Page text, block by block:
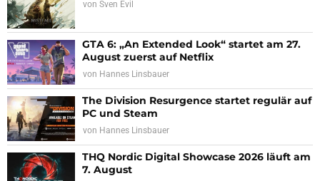
von Sven Evil
GTA 6: „An Extended Look“ startet am 27.
August zuerst auf Netflix
von Hannes Linsbauer
The Division Resurgence startet regulär auf
PC und Steam
von Hannes Linsbauer
THQ Nordic Digital Showcase 2026 läuft am
7. August